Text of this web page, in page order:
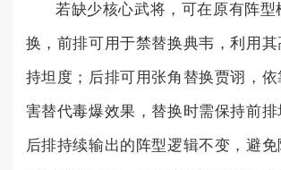
若缺少核心武将，可在原有阵型
换，前排可用于禁替换典韦，利用
持坦度；后排可用张角替换贾诩，
害替代毒爆效果，替换时需保持前排
后排持续输出的阵型逻辑不变，避